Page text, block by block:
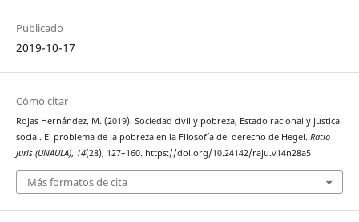
Publicado
2019-10-17
Cómo citar
Rojas Hernández, M. (2019). Sociedad civil y pobreza, Estado racional y justica
social. El problema de la pobreza en la Filosofía del derecho de Hegel. Ratio
Juris (UNAULA), 14(28), 127–160. https://doi.org/10.24142/raju.v14n28a5
Más formatos de cita